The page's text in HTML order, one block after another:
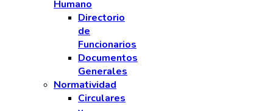
Humano
Directorio
de
Funcionarios
Documentos
Generales
Normatividad
Circulares